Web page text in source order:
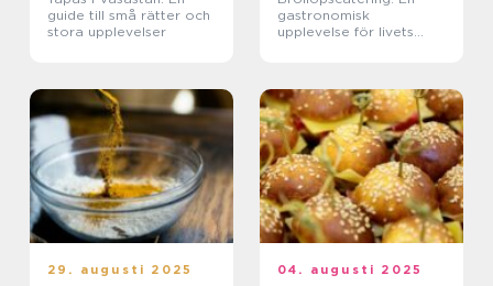
guide till små rätter och
stora upplevelser
gastronomisk
upplevelse för livets
29. augusti 2025 04. augusti 2025